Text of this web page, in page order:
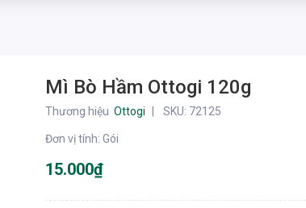
Mì Bò Hầm Ottogi 120g
Thương hiệu Ottogi SKU: 72125
Đơn vị tính:Gói
15.000₫